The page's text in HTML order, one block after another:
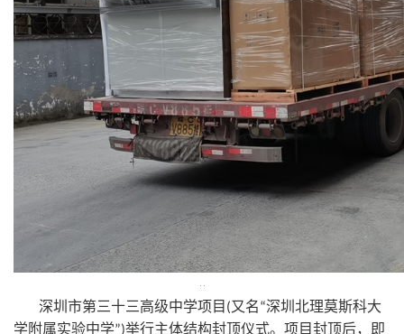
深圳市第三十三高级中学项目 (又名“深圳北理莫斯科大
学附属实验中学”)举行主体结构封顶仪式。项目封顶后，即